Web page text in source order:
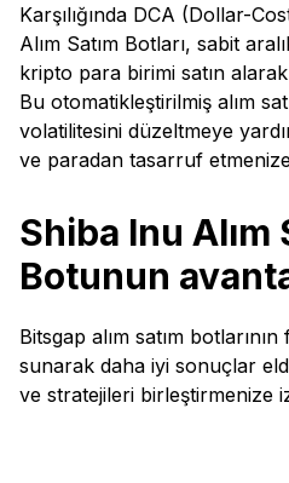
Karşılığında DCA (Dollar-
Alım Satım Botları, sabit
kripto para birimi satın alarak
Bu otomatikleştirilmiş alım
volatilitesini düzeltmeye
ve paradan tasarruf
Shiba Inu Alım
Botunun
Bitsgap alım satım
sunarak daha iyi sonuçlar
ve stratejileri birleştirmenize